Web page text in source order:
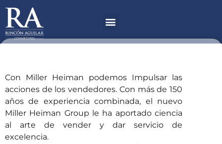
contenido
Menú
Con Miller Heiman podemos Impulsar las
acciones de los vendedores. Con más de 150
años de experiencia combinada, el nuevo
Miller Heiman Group le ha aportado ciencia
al arte de vender y dar servicio de
excelencia.